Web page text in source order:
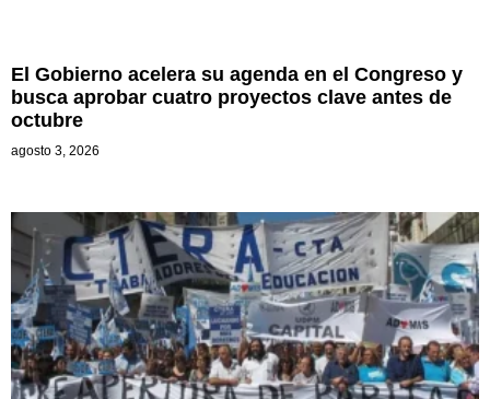
El Gobierno acelera su agenda en el Congreso y
busca aprobar cuatro proyectos clave antes de
octubre
agosto 3, 2026